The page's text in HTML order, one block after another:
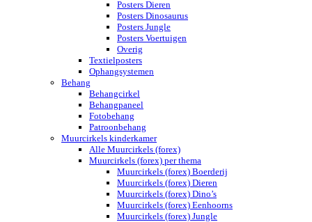
Posters Dieren
Posters Dinosaurus
Posters Jungle
Posters Voertuigen
Overig
Textielposters
Ophangsystemen
Behang
Behangcirkel
Behangpaneel
Fotobehang
Patroonbehang
Muurcirkels kinderkamer
Alle Muurcirkels (forex)
Muurcirkels (forex) per thema
Muurcirkels (forex) Boerderij
Muurcirkels (forex) Dieren
Muurcirkels (forex) Dino’s
Muurcirkels (forex) Eenhoorns
Muurcirkels (forex) Jungle